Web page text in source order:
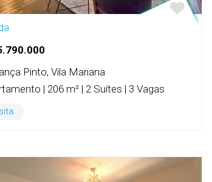
Pinto, Vila Mariana
| 206 m² | 2 Suítes | 3 Vagas